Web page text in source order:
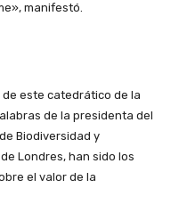
manifestó.
este catedrático de la
de la presidenta del
Biodiversidad y
Londres, han sido los
el valor de la